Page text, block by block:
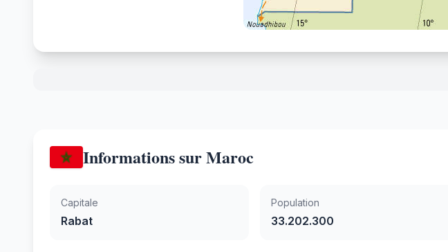
Informations sur Maroc
Capitale
Rabat
Population
33.202.300